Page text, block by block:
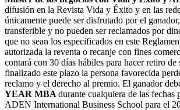
difusión en la Revista Vida y Éxito y en las
únicamente puede ser disfrutado por el
transferible y no pueden ser reclamados por
que no sean los especificados en este
autorizada la reventa o recanje con fines
contará con 30 días hábiles para hacer retiro
finalizado este plazo la persona favorecida
reclamo y el derecho al premio. El ganador
YEAR MBA durante cualquiera de las fechas
ADEN International Business School para el